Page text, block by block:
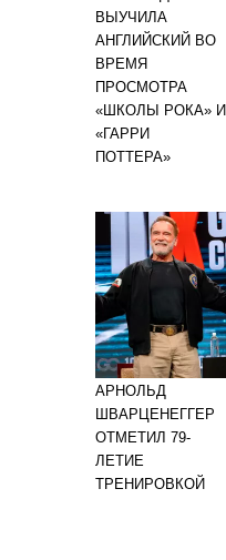
ВЫУЧИЛА
АНГЛИЙСКИЙ ВО
ВРЕМЯ
ПРОСМОТРА
«ШКОЛЫ РОКА» И
«ГАРРИ
ПОТТЕРА»
АРНОЛЬД
ШВАРЦЕНЕГГЕР
ОТМЕТИЛ 79-
ЛЕТИЕ
ТРЕНИРОВКОЙ